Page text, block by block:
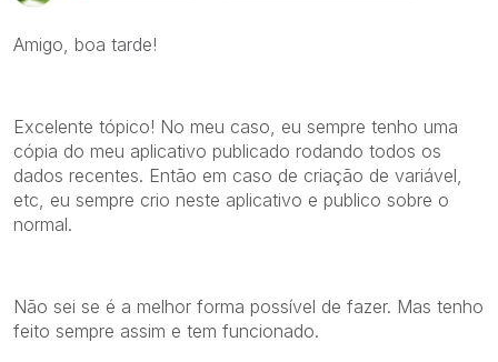
Amigo, boa tarde!
Excelente tópico! No meu caso, eu sempre tenho uma
cópia do meu aplicativo publicado rodando todos os
dados recentes. Então em caso de criação de variável,
etc, eu sempre crio neste aplicativo e publico sobre o
normal.
Não sei se é a melhor forma possível de fazer. Mas tenho
feito sempre assim e tem funcionado.